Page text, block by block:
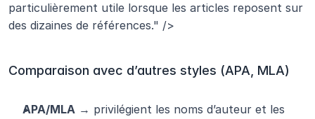
particulièrement utile lorsque les articles reposent sur
des dizaines de références." />
Comparaison avec d’autres styles (APA, MLA)
APA/MLA → privilégient les noms d’auteur et les